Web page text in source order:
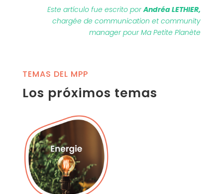
Este artículo fue escrito porAndréa LETHIER,
chargée de communication et community
manager pour Ma Petite Planète
TEMAS DEL MPP
Los próximos temas